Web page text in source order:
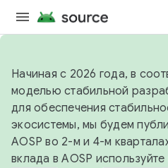
Начиная с 2026 года, в
моделью стабильной
для обеспечения
экосистемы, мы будем
AOSP во 2-м и 4-м
вклада в AOSP используйте